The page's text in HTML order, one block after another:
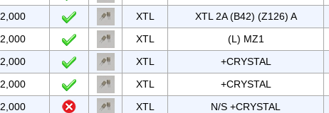
2,000
XTL XTL 2A (B42) (Z126) A
2,000
XTL (L) MZ1
2,000
XTL +CRYSTAL
2,000
XTL +CRYSTAL
2,000
XTL N/S +CRYSTAL